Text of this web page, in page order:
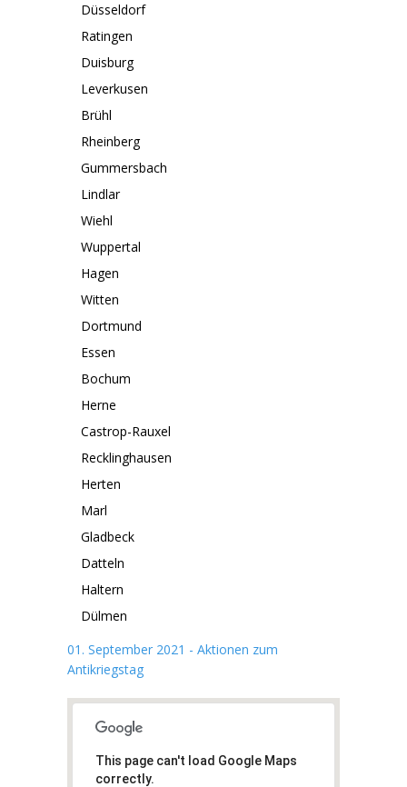
Düsseldorf
Ratingen
Duisburg
Leverkusen
Brühl
Rheinberg
Gummersbach
Lindlar
Wiehl
Wuppertal
Hagen
Witten
Dortmund
Essen
Bochum
Herne
Castrop-Rauxel
Recklinghausen
Herten
Marl
Gladbeck
Datteln
Haltern
Dülmen
01. September 2021 - Aktionen zum
Antikriegstag
This page can't load Google Maps
correctly.